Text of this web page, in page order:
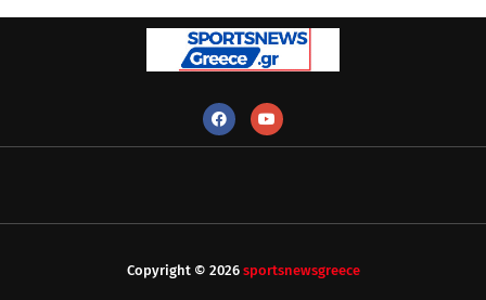
Copyright © 2026 sportsnewsgreece